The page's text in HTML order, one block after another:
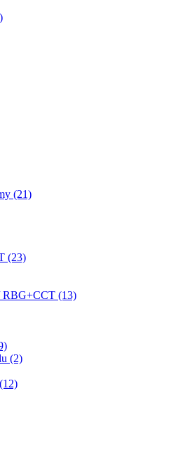
(21)
(23)
(13)
(2)